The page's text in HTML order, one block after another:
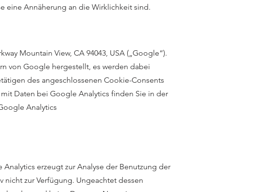
eine Annäherung an die Wirklichkeit sind.
Mountain View, CA 94043, USA („Google“).
von Google hergestellt, es werden dabei
des angeschlossenen Cookie-Consents
Daten bei Google Analytics finden Sie in der
Analytics
erzeugt zur Analyse der Benutzung der
zur Verfügung. Ungeachtet dessen